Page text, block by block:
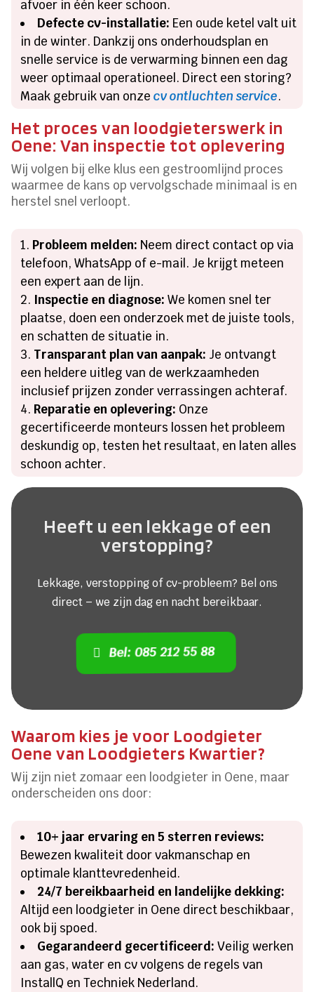
afvoer in één keer schoon.
Defecte cv-installatie: Een oude ketel valt uit
in de winter. Dankzij ons onderhoudsplan en
snelle service is de verwarming binnen een dag
weer optimaal operationeel. Direct een storing?
Maak gebruik van onzecv ontluchten service.
Het proces van loodgieterswerk in
Oene: Van inspectie tot oplevering
Wij volgen bij elke klus een gestroomlijnd proces
waarmee de kans op vervolgschade minimaal is en
herstel snel verloopt.
Probleem melden: Neem direct contact op via
telefoon, WhatsApp of e-mail. Je krijgt meteen
een expert aan de lijn.
Inspectie en diagnose: We komen snel ter
plaatse, doen een onderzoek met de juiste tools,
en schatten de situatie in.
Transparant plan van aanpak: Je ontvangt
een heldere uitleg van de werkzaamheden
inclusief prijzen zonder verrassingen achteraf.
Reparatie en oplevering: Onze
gecertificeerde monteurs lossen het probleem
deskundig op, testen het resultaat, en laten alles
schoon achter.
Heeft u een lekkage of een
verstopping?
Lekkage, verstopping of cv-probleem? Bel ons
direct – we zijn dag en nacht bereikbaar.
Bel: 085 212 55 88
Waarom kies je voor Loodgieter
Oene van Loodgieters Kwartier?
Wij zijn niet zomaar een loodgieter in Oene, maar
onderscheiden ons door:
10+ jaar ervaring en 5 sterren reviews:
Bewezen kwaliteit door vakmanschap en
optimale klanttevredenheid.
24/7 bereikbaarheid en landelijke dekking:
Altijd een loodgieter in Oene direct beschikbaar,
ook bij spoed.
Gegarandeerd gecertificeerd: Veilig werken
aan gas, water en cv volgens de regels van
InstallQ en Techniek Nederland.